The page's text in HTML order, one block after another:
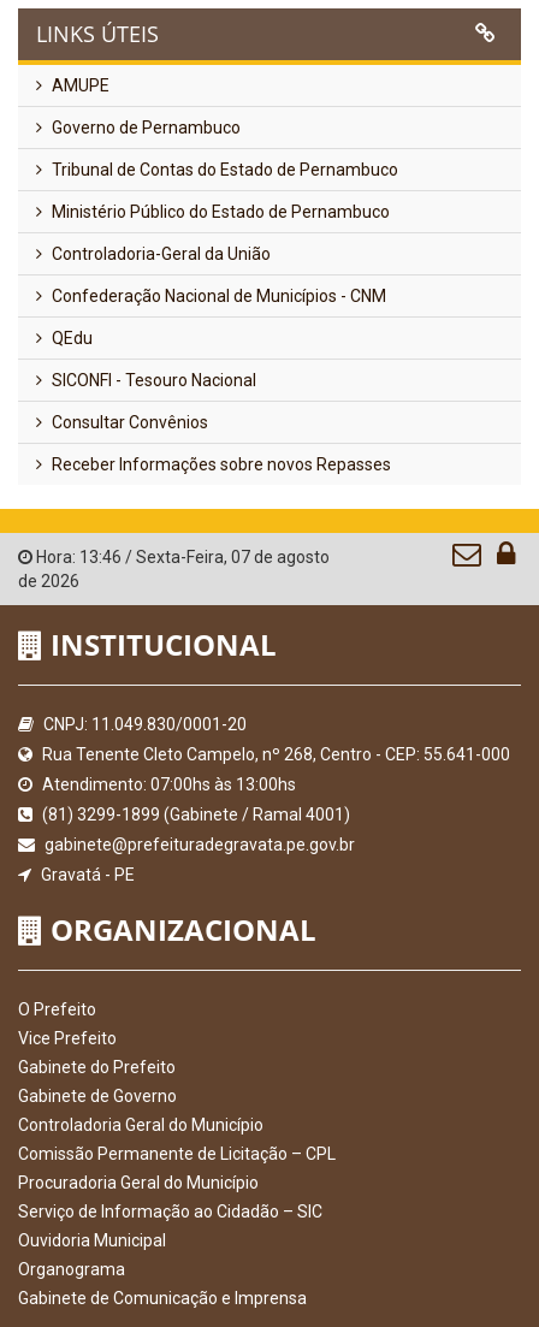
LINKS ÚTEIS
AMUPE
Governo de Pernambuco
Tribunal de Contas do Estado de Pernambuco
Ministério Público do Estado de Pernambuco
Controladoria-Geral da União
Confederação Nacional de Municípios - CNM
QEdu
SICONFI - Tesouro Nacional
Consultar Convênios
Receber Informações sobre novos Repasses
Hora: 13:46 /Sexta-Feira, 07 de agosto
de 2026
INSTITUCIONAL
CNPJ: 11.049.830/0001-20
Rua Tenente Cleto Campelo, nº 268, Centro - CEP: 55.641-000
Atendimento: 07:00hs às 13:00hs
(81) 3299-1899 (Gabinete / Ramal 4001)
gabinete@prefeituradegravata.pe.gov.br
Gravatá - PE
ORGANIZACIONAL
O Prefeito
Vice Prefeito
Gabinete do Prefeito
Gabinete de Governo
Controladoria Geral do Município
Comissão Permanente de Licitação – CPL
Procuradoria Geral do Município
Serviço de Informação ao Cidadão – SIC
Ouvidoria Municipal
Organograma
Gabinete de Comunicação e Imprensa